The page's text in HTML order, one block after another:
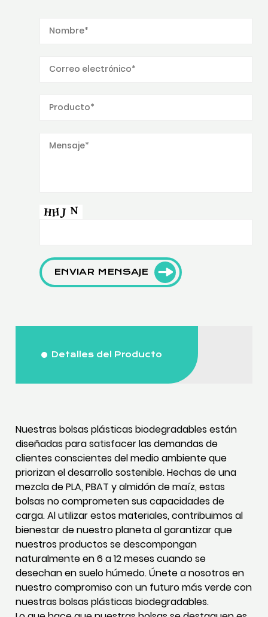
ENVIAR MENSAJE
Detalles del Producto
Nuestras bolsas plásticas biodegradables están
diseñadas para satisfacer las demandas de
clientes conscientes del medio ambiente que
priorizan el desarrollo sostenible. Hechas de una
mezcla de PLA, PBAT y almidón de maíz, estas
bolsas no comprometen sus capacidades de
carga. Al utilizar estos materiales, contribuimos al
bienestar de nuestro planeta al garantizar que
nuestros productos se descompongan
naturalmente en 6 a 12 meses cuando se
desechan en suelo húmedo. Únete a nosotros en
nuestro compromiso con un futuro más verde con
nuestras bolsas plásticas biodegradables.